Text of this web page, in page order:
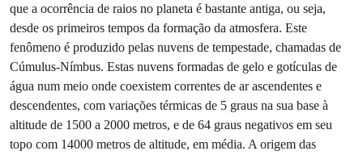
que a ocorrência de raios no planeta é bastante antiga, ou seja,
desde os primeiros tempos da formação da atmosfera. Este
fenômeno é produzido pelas nuvens de tempestade, chamadas de
Cúmulus-Nímbus. Estas nuvens formadas de gelo e gotículas de
água num meio onde coexistem correntes de ar ascendentes e
descendentes, com variações térmicas de 5 graus na sua base à
altitude de 1500 a 2000 metros, e de 64 graus negativos em seu
topo com 14000 metros de altitude, em média. A origem das